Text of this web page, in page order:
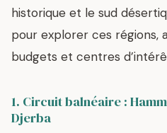
historique et le sud
pour explorer ces régions,
budgets et centres
1. Circuit balnéaire :
Djerba